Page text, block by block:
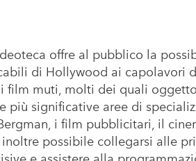
offre al pubblico la
di Hollywood ai capolavori
film muti, molti dei quali
più significative aree di
i film pubblicitari, il
inoltre possibile collegarsi alle